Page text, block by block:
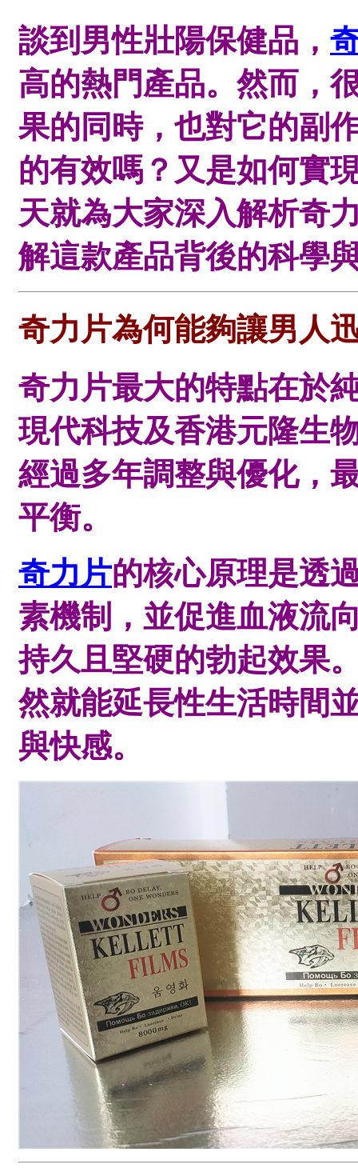
談到男性壯陽保健品，
高的熱門產品。然而，
果的同時，也對它的副
的有效嗎？又是如何實
天就為大家深入解析奇
解這款產品背後的科學
奇力片為何能夠讓男人
奇力片最大的特點在於
現代科技及香港元隆生
經過多年調整與優化，
平衡。
奇力片的核心原理是透
素機制，並促進血液流
持久且堅硬的勃起效果
然就能延長性生活時間
與快感。